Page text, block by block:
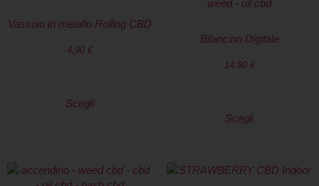
Vassoio in metallo Rolling CBD
4,90 €
Scegli
Bilancino Digitale
14,90 €
Scegli